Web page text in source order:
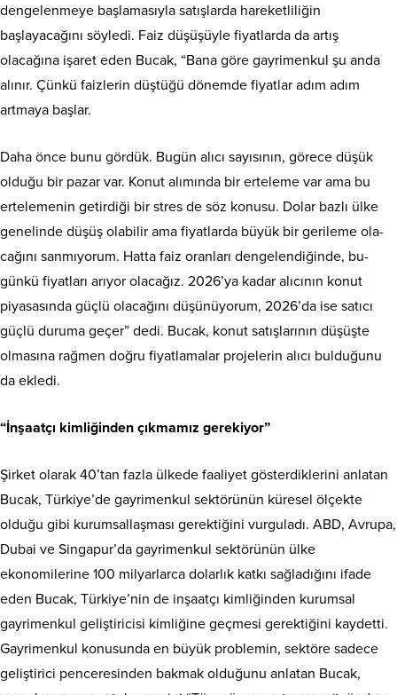
denge­lenmeye başlamasıyla satışlar­da hareketliliğin
başlayacağını söyledi. Faiz düşüşüyle fiyatlar­da da artış
olacağına işaret eden Bucak, “Bana göre gayrimen­kul şu anda
alınır. Çünkü faiz­lerin düştüğü dönemde fiyatlar adım adım
artmaya başlar.
Da­ha önce bunu gördük. Bugün alı­cı sayısının, görece düşük
oldu­ğu bir pazar var. Konut alımında bir erteleme var ama bu
ertele­menin getirdiği bir stres de söz konusu. Dolar bazlı ülke
gene­linde düşüş olabilir ama fiyat­larda büyük bir gerileme ola­
cağını sanmıyorum. Hatta faiz oranları dengelendiğinde, bu­
günkü fiyatları arıyor olaca­ğız. 2026’ya kadar alıcının ko­nut
piyasasında güçlü olacağını düşünüyorum, 2026’da ise sa­tıcı
güçlü duruma geçer” dedi. Bucak, konut satışlarının dü­şüşte
olmasına rağmen doğ­ru fiyatlamalar projelerin alıcı bulduğunu
da ekledi.
“İnşaatçı kimliğinden çıkmamız gerekiyor”
Şirket olarak 40’tan fazla ül­kede faaliyet gösterdiklerini anlatan
Bucak, Türkiye’de gay­rimenkul sektörünün küresel ölçekte
olduğu gibi kurumsal­laşması gerektiğini vurguladı. ABD, Avrupa,
Dubai ve Singa­pur’da gayrimenkul sektörünün ülke
ekonomilerine 100 milyar­larca dolarlık katkı sağladığını ifade
eden Bucak, Türkiye’nin de inşaatçı kimliğinden kurum­sal
gayrimenkul geliştiricisi kimliğine geçmesi gerektiğini kaydetti.
Gayrimenkul konu­sunda en büyük problemin, sek­töre sadece
geliştirici pencere­sinden bakmak olduğunu anla­tan Bucak,